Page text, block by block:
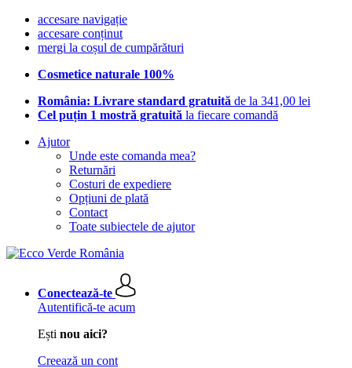
accesare navigație
accesare conținut
mergi la coșul de cumpărături
Cosmetice naturale 100%
România: Livrare standard gratuită de la 341,00 lei
Cel puțin 1 mostră gratuită la fiecare comandă
Ajutor
Unde este comanda mea?
Returnări
Costuri de expediere
Opțiuni de plată
Contact
Toate subiectele de ajutor
Conectează-te
Autentifică-te acum
Ești nou aici?
Creează un cont